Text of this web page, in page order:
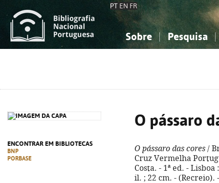
PT EN FR
Sobre Pesquisa
ENCONTRAR EM BIBLIOTECAS
BNP
PORBASE
O pássaro
O pássaro das cores /
Cruz Vermelha
Costa. - 1ª ed. -
il. ; 22 cm. - (Recreio).